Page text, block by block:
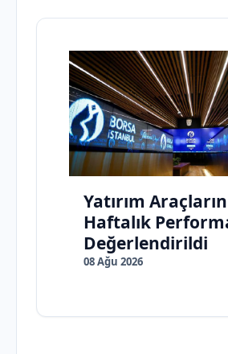
Yatırım
Haftalık
Değerlendirildi
08 Ağu 2026